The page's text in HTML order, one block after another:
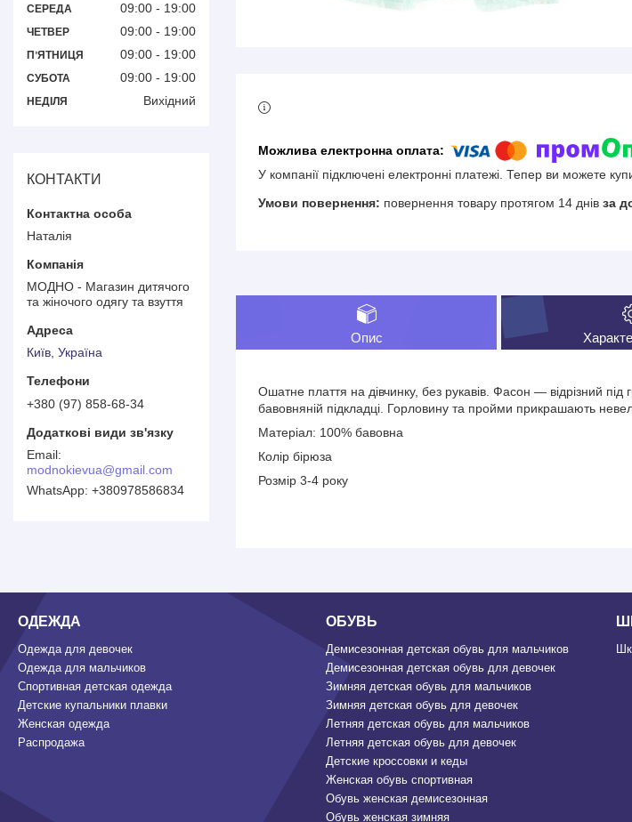
У компанії підключені електронні платежі. Тепер ви можете
повернення товару протягом 14 днів за
Опис
Ошатне плаття на дівчинку, без рукавів. Фасон — відрізний
бавовняній підкладці. Горловину та пройми прикрашають
Матеріал: 100% бавовна
Колір бірюза
Розмір 3-4 року
СЕРЕДА 09:00 19:00
ЧЕТВЕР 09:00 19:00
ПʼЯТНИЦЯ 09:00 19:00
СУБОТА 09:00 19:00
НЕДІЛЯ Вихідний
КОНТАКТИ
Наталія
МОДНО - Магазин дитячого
та жіночого одягу та взуття
Київ, Україна
+380 (97) 858-68-34
modnokievua@gmail.com
+380978586834
ОДЕЖДА
Одежда для девочек
Одежда для мальчиков
Спортивная детская одежда
Детские купальники плавки
Женская одежда
Распродажа
ОБУВЬ
Демисезонная детская обувь для мальчиков
Демисезонная детская обувь для девочек
Зимняя детская обувь для мальчиков
Зимняя детская обувь для девочек
Летняя детская обувь для мальчиков
Летняя детская обувь для девочек
Детские кроссовки и кеды
Женская обувь спортивная
Обувь женская демисезонная
Обувь женская зимняя